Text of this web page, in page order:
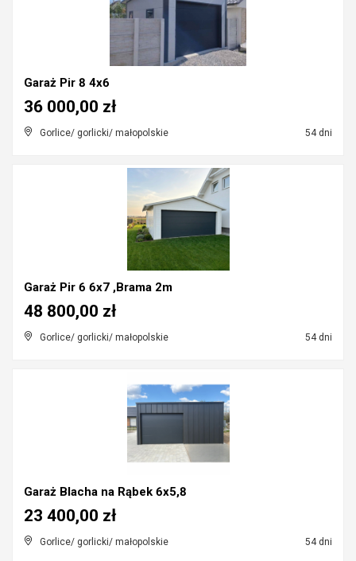
Garaż Pir 8 4x6
Gorlice/ gorlicki/ małopolskie 54 dni
36 000,00 zł
Garaż Pir 6 6x7 ,Brama 2m
Gorlice/ gorlicki/ małopolskie 54 dni
48 800,00 zł
Garaż Blacha na Rąbek 6x5,8
Gorlice/ gorlicki/ małopolskie 54 dni
23 400,00 zł